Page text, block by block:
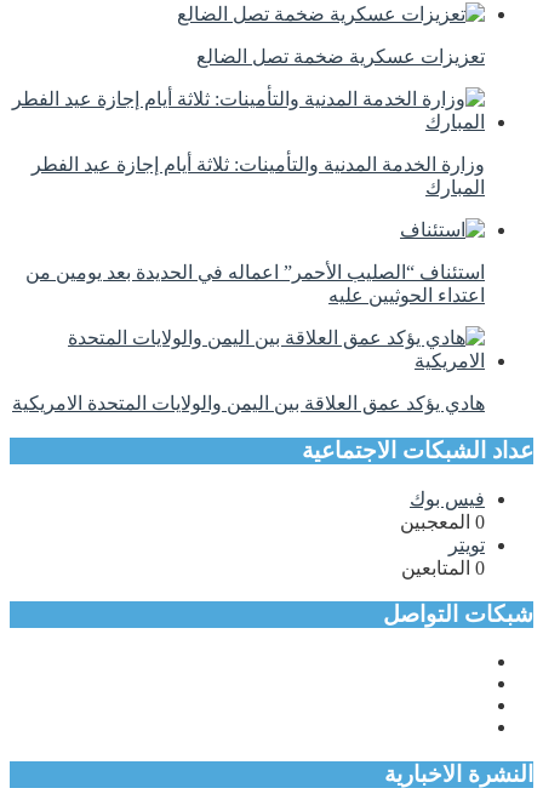
تعزيزات عسكرية ضخمة تصل الضالع
وزارة الخدمة المدنية والتأمينات: ثلاثة أيام إجازة عيد الفطر
المبارك
استئناف “الصليب الأحمر” اعماله في الحديدة بعد يومين من
اعتداء الحوثيين عليه
هادي يؤكد عمق العلاقة بين اليمن والولايات المتحدة الامريكية
عداد الشبكات الاجتماعية
فيس بوك
0 المعجبين
تويتر
0 المتابعين
شبكات التواصل
النشرة الاخبارية